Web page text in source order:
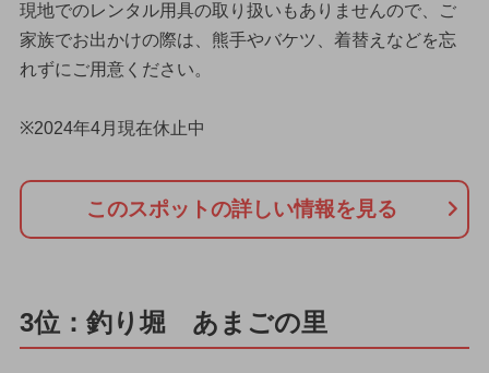
現地でのレンタル用具の取り扱いもありませんので、ご
家族でお出かけの際は、熊手やバケツ、着替えなどを忘
れずにご用意ください。
※2024年4月現在休止中
このスポットの詳しい情報を見る
3位：釣り堀 あまごの里